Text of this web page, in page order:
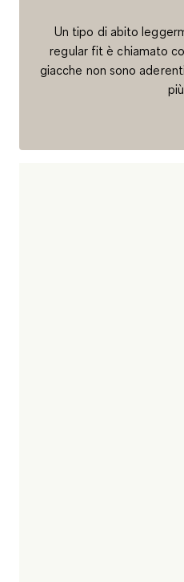
Un tipo di abito
regular fit è chiamato
giacche non sono